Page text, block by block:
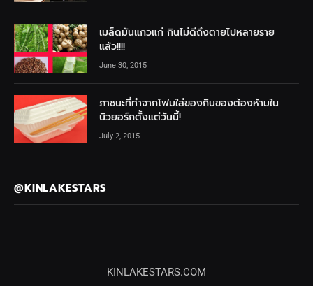
เมล็ดมันแกวแก่ กินไม่ดีถึงตายไปหลายราย
แล้ว!!!!
June 30, 2015
ภาชนะที่ทำจากโฟมใส่ของกินของต้องห้ามใน
นิวยอร์กตั้งแต่วันนี้!
July 2, 2015
@KINLAKESTARS
KINLAKESTARS.COM